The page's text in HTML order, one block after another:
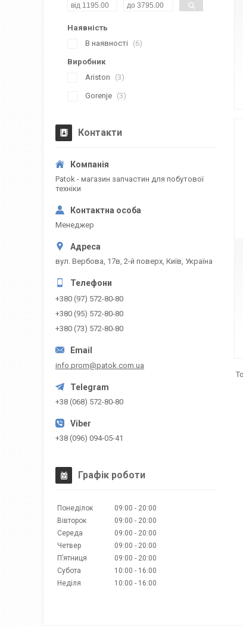
41970
Наявність
В наявності
6
Виробник
Ariston
3
Gorenje 3
Контакти
Patok - магазин запчастин для побутової
техніки
Менеджер
вул. Вербова, 17в, 2-й поверх, Київ, Україна
+380 (97) 572-80-80
+380 (95) 572-80-80
+380 (73) 572-80-80
info.prom@patok.com.ua
+38 (068) 572-80-80
+38 (096) 094-05-41
Графік роботи
Понеділок 09:00
20:00
Вівторок
09:00
20:00
Середа
09:00
20:00
Четвер
09:00
20:00
Пʼятниця
09:00
20:00
Субота
10:00
16:00
Неділя
10:00 16:00